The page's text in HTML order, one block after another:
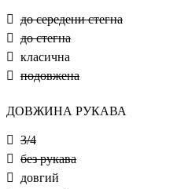
до середени стегна
до стегна
класична
подовжена
ДОВЖИНА РУКАВА
3/4
без рукава
довгий